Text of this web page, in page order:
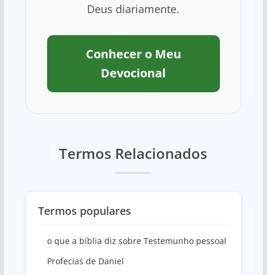
Deus diariamente.
Conhecer o Meu
Devocional
Termos Relacionados
Termos populares
o que a bíblia diz sobre Testemunho pessoal
Profecias de Daniel